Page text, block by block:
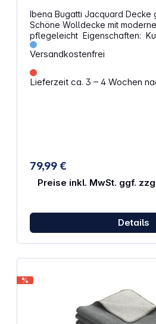
Ibena Bugatti Jacquard Decke
Schöne Wolldecke mit
pflegeleicht Eigenschaften: Kuschelweich &amp;
anschmiegsam Farbe: grau / schwarz Umrandung:
gekettelter Zierstich Größe: 150 x 200 cm Material:
58% Baumwollle, 35 %
Pflegehinweise: 30°
Versandkostenfrei
Lieferzeit ca. 3 – 4 Wochen
79,99 €
Preise inkl. MwSt. ggf.
Details
%